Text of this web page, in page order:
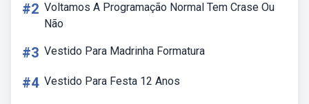
#2 Voltamos A Programação Normal Tem Crase Ou
Não
#3 Vestido Para Madrinha Formatura
#4 Vestido Para Festa 12 Anos